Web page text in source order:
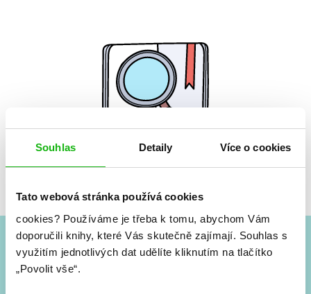
Souhlas Detaily Více o cookies
Tato webová stránka používá cookies
cookies? Používáme je třeba k tomu, abychom Vám
doporučili knihy, které Vás skutečně zajímají. Souhlas s
využitím jednotlivých dat udělíte kliknutím na tlačítko
„Povolit vše“.
#HumbookNews